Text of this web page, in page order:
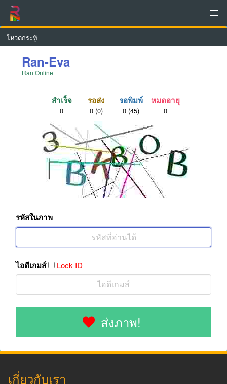
โหวตกระทู้
Ran-Eva
Ran Online
สำเร็จ รอส่ง รอพิมพ์ หมดอายุ
0 0 (0) 0 (45) 0
รหัสในภาพ
ไอดีเกมส์ Lock ID
ส่งภาพ!
เกี่ยวกับเรา